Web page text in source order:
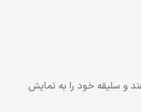
و سليقه خود را به نمايش